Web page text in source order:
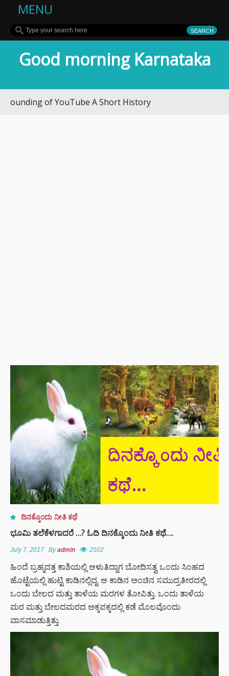
MENU
Good morning Karnataka
of YouTube A Short History
ದಿನಕ್ಕೊಂದು ನೀತಿ ಕಥೆ
ಭೂಮಿ ತಲೆಕೆಳಗಾದರೆ …? ಓದಿ ದಿನಕ್ಕೊಂದು ನೀತಿ ಕಥೆ….
July 7, 2017 Byadmin 2502
ಹಿಂದೆ ಬ್ರಹ್ಮದತ್ತ ಕಾಶಿಯಲ್ಲಿ ಆಳುತಿದ್ದಾಗ ಬೋದಿಸತ್ವ ಒಂದು ಸಿಂಹದ
ಹೊಟ್ಟೆಯಲ್ಲಿ ಹುಟ್ಟಿ ಕಾಡಿನಲ್ಲಿದ್ದ. ಆ ಕಾಡಿನ ಅಂಚಿನ ಸಮುದ್ರತೀರದಲ್ಲಿ
ಒಂದು ಬೇಲದ ಮತ್ತು ತಾಳೆಯ ಮರಗಳ ತೋಪಿತ್ತು. ಒಂದು ತಾಳೆಯ
ಮರ ಮತ್ತು ಬೇಲದಮರದ ಅಕ್ಕಪಕ್ಕದಲ್ಲಿ ಕಡೆ ಮೊಲವೊಂದು
ವಾಸಮಾಡುತ್ತಿತ್ತು.